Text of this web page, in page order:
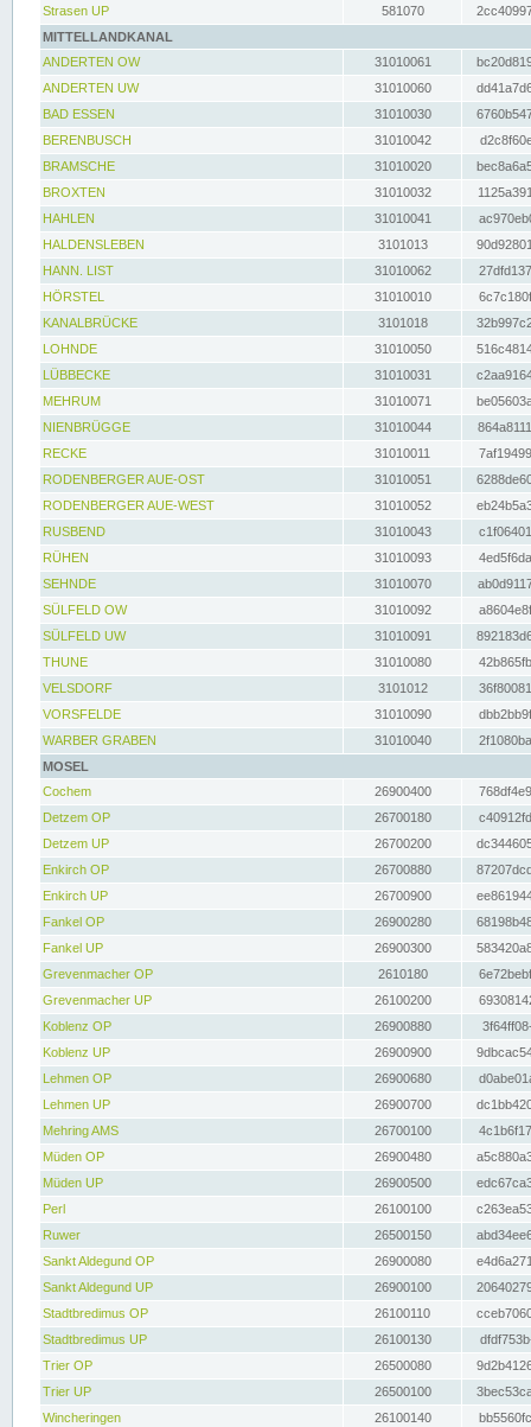
Strasen UP
581070
MITTELLANDKANAL
ANDERTEN OW
31010061
ANDERTEN UW
31010060
BAD ESSEN
31010030
BERENBUSCH
31010042
BRAMSCHE
31010020
BROXTEN
31010032
HAHLEN
31010041
HALDENSLEBEN
3101013
HANN. LIST
31010062
HÖRSTEL
31010010
KANALBRÜCKE
3101018
LOHNDE
31010050
LÜBBECKE
31010031
MEHRUM
31010071
NIENBRÜGGE
31010044
RECKE
31010011
RODENBERGER AUE-OST
31010051
RODENBERGER AUE-WEST
31010052
RUSBEND
31010043
RÜHEN
31010093
SEHNDE
31010070
SÜLFELD OW
31010092
SÜLFELD UW
31010091
THUNE
31010080
VELSDORF
3101012
VORSFELDE
31010090
WARBER GRABEN
31010040
MOSEL
Cochem
26900400
Detzem OP
26700180
Detzem UP
26700200
Enkirch OP
26700880
Enkirch UP
26700900
Fankel OP
26900280
Fankel UP
26900300
Grevenmacher OP
2610180
Grevenmacher UP
26100200
Koblenz OP
26900880
Koblenz UP
26900900
Lehmen OP
26900680
Lehmen UP
26900700
Mehring AMS
26700100
Müden OP
26900480
Müden UP
26900500
Perl
26100100
Ruwer
26500150
Sankt Aldegund OP
26900080
Sankt Aldegund UP
26900100
Stadtbredimus OP
26100110
Stadtbredimus UP
26100130
Trier OP
26500080
Trier UP
26500100
Wincheringen
26100140